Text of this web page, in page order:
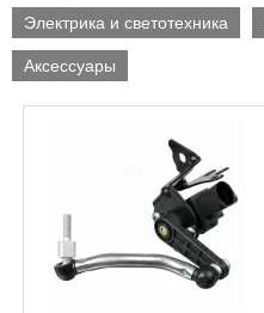
Электрика и светотехника
Аксессуары